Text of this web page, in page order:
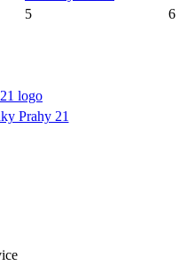
5 6
Prahy 21